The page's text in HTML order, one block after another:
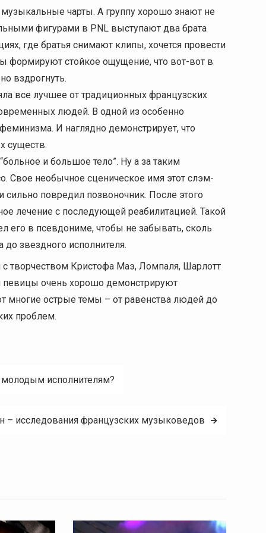
чарты. А группу хорошо знают не
фигурами в PNL выступают два брата
где братья снимают клипы, хочется провести
формируют стойкое ощущение, что вот-вот в
вздрогнуть.
все лучшее от традиционных французских
людей. В одной из особенно
И наглядно демонстрирует, что
существ.
и большое тело”. Ну а за таким
Свое необычное сценическое имя этот слэм-
сильно повредил позвоночник. После этого
лечение с последующей реабилитацией. Такой
его в псевдониме, чтобы не забывать, сколь
звездного исполнителя.
творчеством Кристофа Маэ, Ломпаля, Шарлотт
очень хорошо демонстрируют
острые темы – от равенства людей до
проблем.
молодым исполнителям?
– исследования французских музыковедов